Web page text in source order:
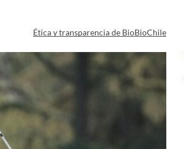
Ética y transparencia de BioBioChile